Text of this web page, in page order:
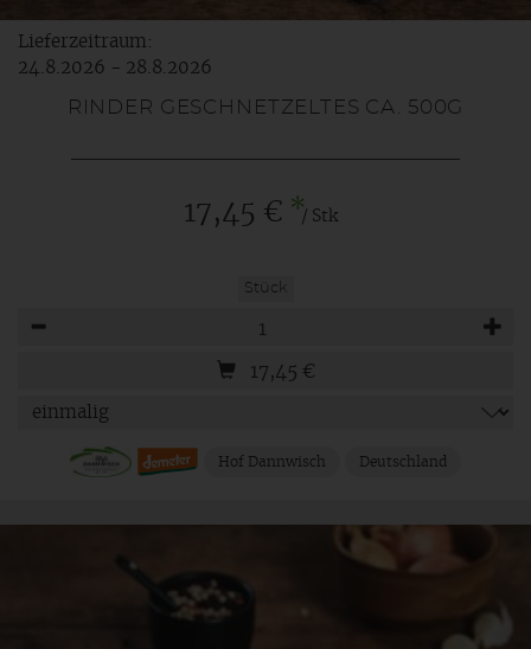
Lieferzeitraum:
24.8.2026 - 28.8.2026
RINDER GESCHNETZELTES CA. 500G
17,45 € */ Stk
Stück
17,45 €
Hof Dannwisch Deutschland